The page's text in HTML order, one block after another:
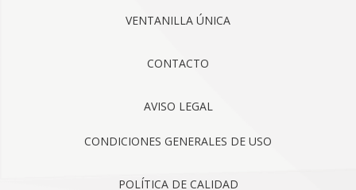
VENTANILLA ÚNICA
CONTACTO
AVISO LEGAL
CONDICIONES GENERALES DE USO
POLÍTICA DE CALIDAD